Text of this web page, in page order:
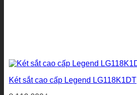
Két sắt cao cấp Legend LG118K1DT